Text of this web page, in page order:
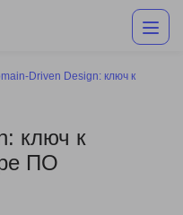
Driven Design: ключ к
ключ к
ПО